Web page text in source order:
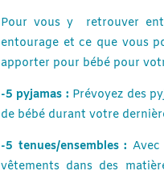
Pour vous y retrouver
entourage et ce que vous
apporter pour bébé pour
-5 pyjamas : Prévoyez des
de bébé durant votre
-5 tenues/ensembles :
vêtements dans des